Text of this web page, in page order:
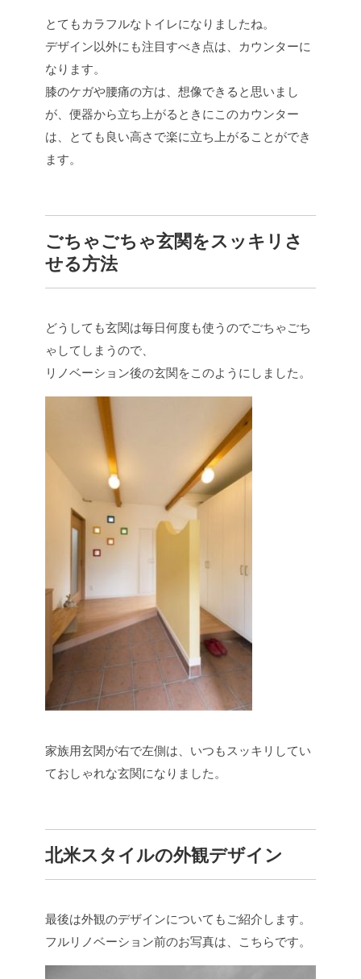
とてもカラフルなトイレになりましたね。
デザイン以外にも注目すべき点は、カウンターに
なります。
膝のケガや腰痛の方は、想像できると思いまし
が、便器から立ち上がるときにこのカウンター
は、とても良い高さで楽に立ち上がることができ
ます。
ごちゃごちゃ玄関をスッキリさ
せる方法
どうしても玄関は毎日何度も使うのでごちゃごち
ゃしてしまうので、
リノベーション後の玄関をこのようにしました。
家族用玄関が右で左側は、いつもスッキリしてい
ておしゃれな玄関になりました。
北米スタイルの外観デザイン
最後は外観のデザインについてもご紹介します。
フルリノベーション前のお写真は、こちらです。